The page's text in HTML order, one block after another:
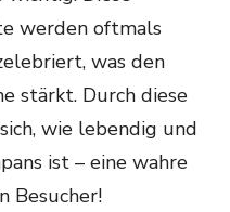
werden oftmals
was den
stärkt. Durch diese
wie lebendig und
ist – eine wahre
Besucher!